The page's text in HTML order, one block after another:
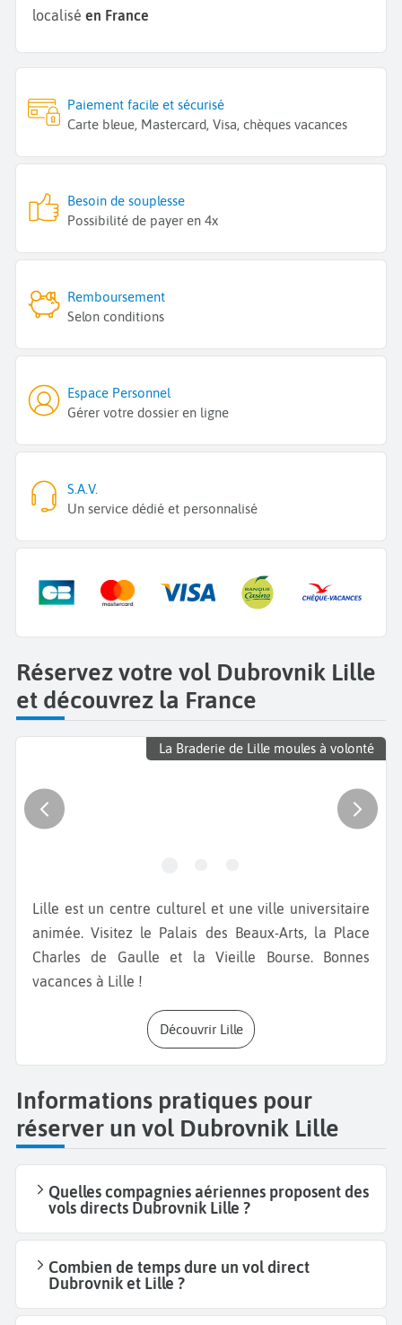
localisé en France
Paiement facile et sécurisé
Carte bleue, Mastercard, Visa, chèques vacances
Besoin de souplesse
Possibilité de payer en 4x
Remboursement
Selon conditions
Espace Personnel
Gérer votre dossier en ligne
S.A.V.
Un service dédié et personnalisé
Réservez votre vol Dubrovnik Lille
et découvrez la France
La Braderie de Lille moules à volonté
Lille est un centre culturel et une ville universitaire
animée. Visitez le Palais des Beaux-Arts, la Place
Charles de Gaulle et la Vieille Bourse. Bonnes
vacances à Lille !
Découvrir Lille
Informations pratiques pour
réserver un vol Dubrovnik Lille
Quelles compagnies aériennes proposent des
vols directs Dubrovnik Lille ?
Combien de temps dure un vol direct
Dubrovnik et Lille ?